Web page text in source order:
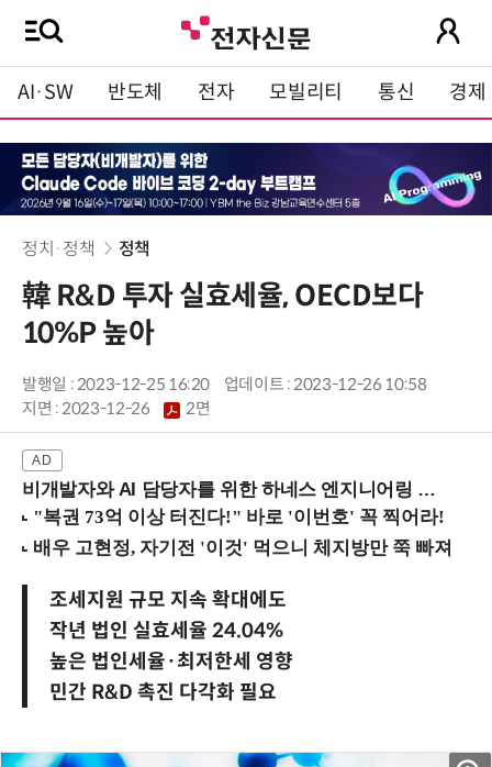
AI·SW 반도체 전자 모빌리티 통신 경제
정치·정책 정책
韓 R&D 투자 실효세율, OECD보다
10%P 높아
발행일 : 2023-12-25 16:20
업데이트 : 2023-12-26 10:58
지면 :2023-12-26 2면
비개발자와 AI 담당자를 위한 하네스 엔지니어링 입문과정 (8/20 신논현역)
조세지원 규모 지속 확대에도
작년 법인 실효세율 24.04%
높은 법인세율·최저한세 영향
민간 R&D 촉진 다각화 필요